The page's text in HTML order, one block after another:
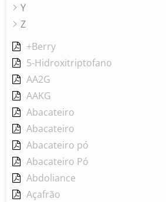
Y
Z
+Berry
5-Hidroxitriptofano
AA2G
AAKG
Abacateiro
Abacateiro
Abacateiro pó
Abacateiro Pó
Abdoliance
Açafrão